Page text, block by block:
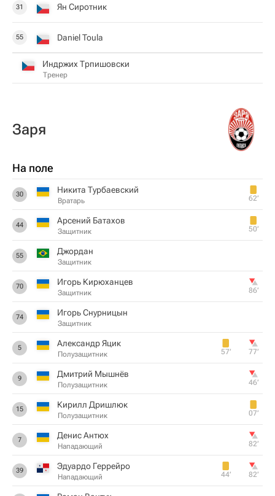
31 Ян Сиротник
55 Daniel Toula
Индржих Трпишовски
Тренер
Заря
На поле
30 Никита Турбаевский
Вратарь 62‎’‎
44 Арсений Батахов
Защитник 50‎’‎
55 Джордан
Защитник
70 Игорь Кирюханцев
Защитник 86‎’‎
74 Игорь Снурницын
Защитник
5 Александр Яцик
Полузащитник 57‎’‎ 77‎’‎
9 Дмитрий Мышнёв
Полузащитник 46‎’‎
15 Кирилл Дришлюк
Полузащитник 07‎’‎
7 Денис Антюх
Нападающий 82‎’‎
39 Эдуардо Геррейро
Нападающий 44‎’‎ 82‎’‎